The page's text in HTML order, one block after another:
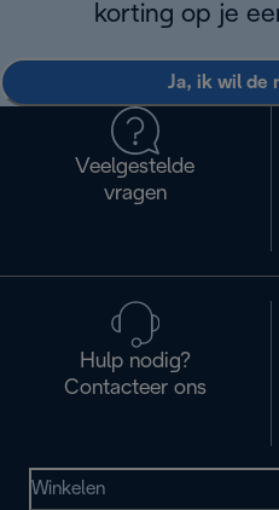
korting op je
Ja, ik wil de
Veelgestelde
vragen
Hulp nodig?
Contacteer ons
Winkelen